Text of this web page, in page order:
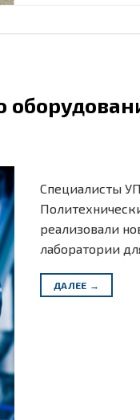
Специалисты
реализовали
лаборатории
ДАЛЕЕ →